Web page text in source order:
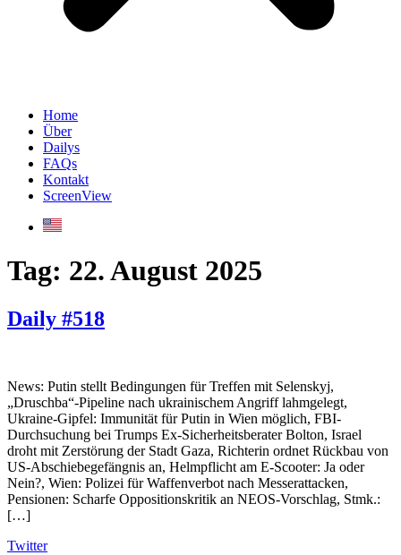
Home
Über
Dailys
FAQs
Kontakt
ScreenView
Tag: 22. August 2025
Daily #518
News: Putin stellt Bedingungen für Treffen mit Selenskyj,
„Druschba“-Pipeline nach ukrainischem Angriff lahmgelegt,
Ukraine-Gipfel: Immunität für Putin in Wien möglich, FBI-
Durchsuchung bei Trumps Ex-Sicherheitsberater Bolton, Israel
droht mit Zerstörung der Stadt Gaza, Richterin ordnet Rückbau von
US-Abschiebegefängnis an, Helmpflicht am E-Scooter: Ja oder
Nein?, Wien: Polizei für Waffenverbot nach Messerattacken,
Pensionen: Scharfe Oppositionskritik an NEOS-Vorschlag, Stmk.:
[…]
Twitter